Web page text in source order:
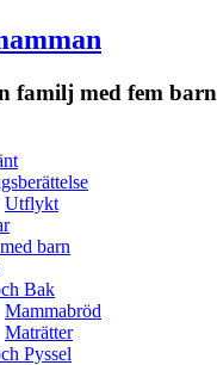
familj med fem barn
Utflykt
barn
Bak
Mammabröd
Maträtter
Pyssel